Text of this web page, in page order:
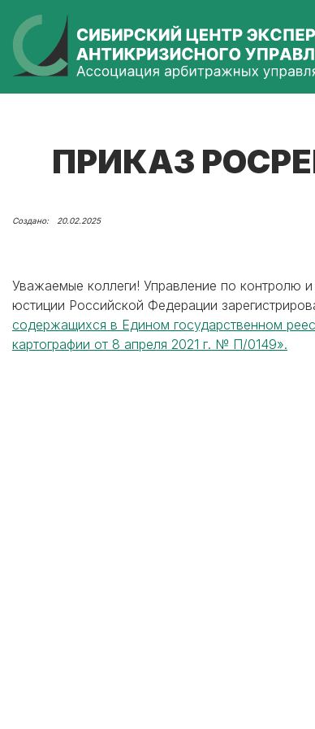
ПРИКАЗ
20.02.2025
Уважаемые коллеги! Управление по контролю
юстиции Российской Федерации
содержащихся в Едином государственном
картографии от 8 апреля 2021 г. № П/0149».